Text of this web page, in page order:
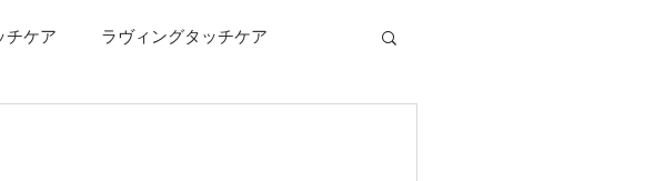
チケア ラヴィングタッチケア